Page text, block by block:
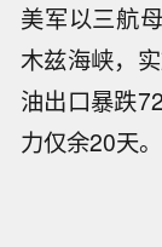
美军以三航
木兹海峡，
油出口暴跌
力仅余20天。